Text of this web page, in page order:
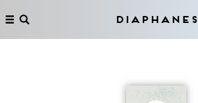
Diaphanes